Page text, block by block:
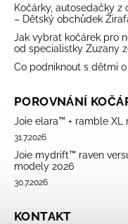
Kočárky, autosedačky z
– Dětský obchůdek
Jak vybrat kočárek pro
od specialistky Zuzany
Co podniknout s dětmi
POROVNÁNÍ
Joie elara™ + ramble XL
31.7.2026
Joie mydrift™ raven
modely 2026
30.7.2026
KONTAKT